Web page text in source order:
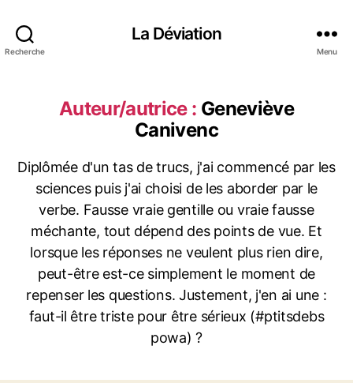
Recherche
La Déviation
Menu
Auteur/autrice : Geneviève
Canivenc
Diplômée d'un tas de trucs, j'ai commencé par les
sciences puis j'ai choisi de les aborder par le
verbe. Fausse vraie gentille ou vraie fausse
méchante, tout dépend des points de vue. Et
lorsque les réponses ne veulent plus rien dire,
peut-être est-ce simplement le moment de
repenser les questions. Justement, j'en ai une :
faut-il être triste pour être sérieux (#ptitsdebs
powa) ?